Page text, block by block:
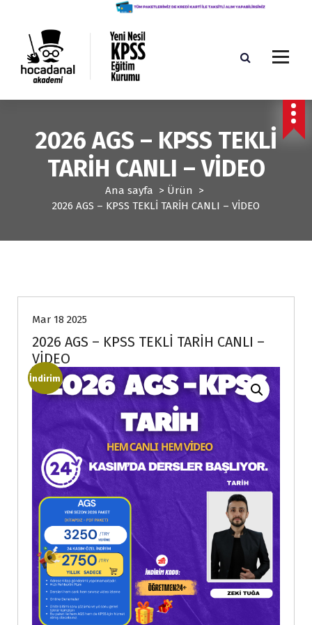
e
2026 AGS – KPSS TEKLİ
TARİH CANLI – VİDEO
Ana sayfa > Ürün
>
2026 AGS – KPSS TEKLİ TARİH CANLI – VİDEO
Mar 18 2025
2026 AGS – KPSS TEKLİ TARİH CANLI –
VİDEO
İndirim